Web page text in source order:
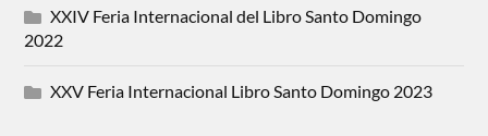
XXIV Feria Internacional del Libro Santo Domingo
2022
XXV Feria Internacional Libro Santo Domingo 2023